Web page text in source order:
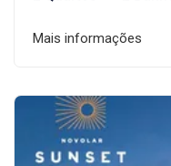
Mais informações